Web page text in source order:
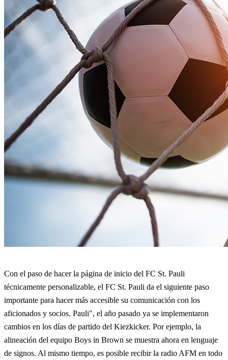
Con el paso de hacer la página de inicio del FC St. Pauli
técnicamente personalizable, el FC St. Pauli da el siguiente paso
importante para hacer más accesible su comunicación con los
aficionados y socios. Pauli", el año pasado ya se implementaron
cambios en los días de partido del Kiezkicker. Por ejemplo, la
alineación del equipo Boys in Brown se muestra ahora en lenguaje
de signos. Al mismo tiempo, es posible recibir la radio AFM en todo